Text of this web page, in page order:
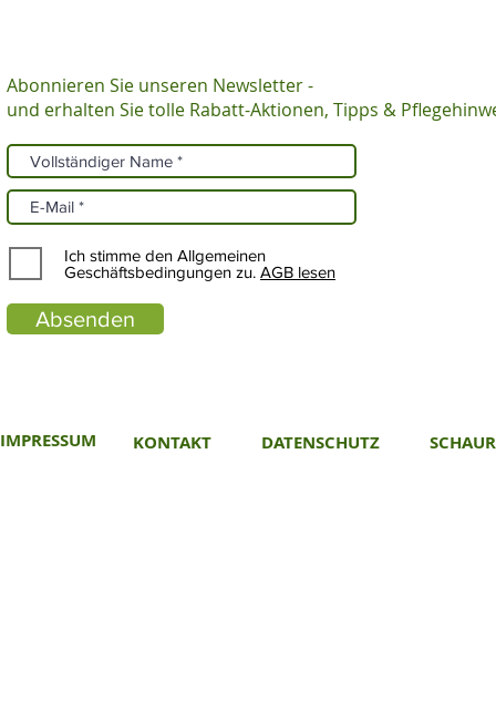
Abonnieren Sie unseren Newsletter -
und erhalten Sie tolle Rabatt-Aktionen, Tipps &
Ich stimme den Allgemeinen
Geschäftsbedingungen zu. AGB lesen
Absenden
IMPRESSUM KONTAKT DATENSCHUTZ